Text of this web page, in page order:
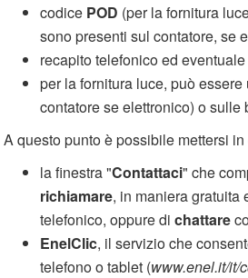
codice POD (per la fornitura
sono presenti sul contatore, se
recapito telefonico ed
per la fornitura luce, può essere
contatore se elettronico) o
A questo punto è possibile mettersi
la finestra "Contattaci" che
richiamare, in maniera gratuita
telefonico, oppure di chattare
EnelClic, il servizio che
telefono o tablet (www.enel.it/it/